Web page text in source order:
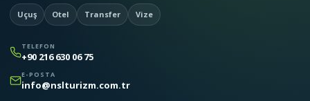
Uçuş Otel Transfer Vize
TELEFON
+90 216 630 06 75
E-POSTA
info@nslturizm.com.tr